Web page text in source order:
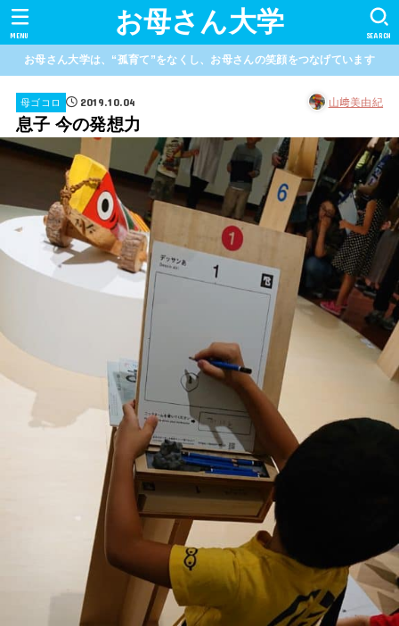
お母さん大学 SEARCH
MENU
お母さん大学は、“孤育て”をなくし、お母さんの笑顔をつなげています
母ゴコロ 2019.10.04 山﨑美由紀
息子 今の発想力